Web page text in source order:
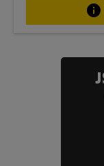
info